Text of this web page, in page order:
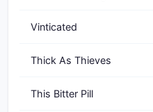
Vinticated
Thick As Thieves
This Bitter Pill